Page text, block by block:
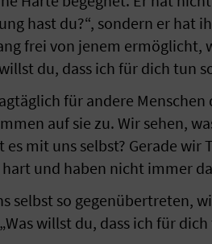
hast du?“, sondern er hat
frei von jenem ermöglicht,
du, dass ich für dich tun
für andere
auf sie zu. Wir sehen,
es mit uns selbst? Gerade
und haben nicht immer
selbst so gegenübertreten,
willst du, dass ich für dich